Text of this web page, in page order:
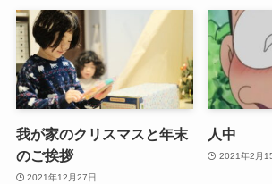
我が家のクリスマスと年末
のご挨拶
2021年12月27日
人中
2021年2月